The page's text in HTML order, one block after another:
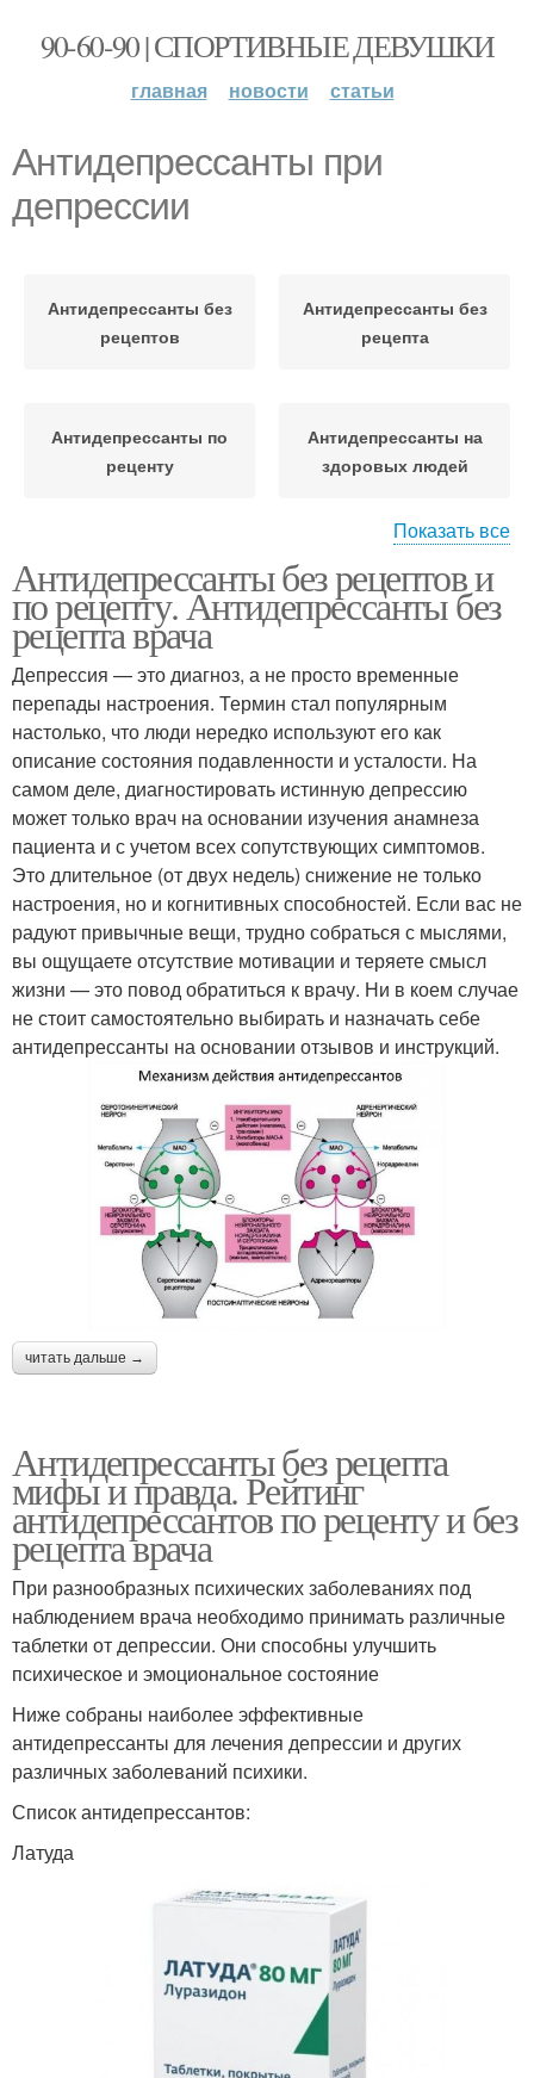
90-60-90 | СПОРТИВНЫЕ ДЕВУШКИ
главная новости статьи
Антидепрессанты при
депрессии
Антидепрессанты без
рецептов
Антидепрессанты без
рецепта
Антидепрессанты по
реценту
Антидепрессанты на
здоровых людей
антидепрессант
антидепрессанты
Трициклические
антидепрессанты
Средство от депрессии
Антидепрессанты при
тревожном
расстройстве
Нарколог-психиатр об
антидепрессантах
Транквилизаторы при
депрессии
Современные
антидепрессанты
Зависимость от
антидепрессантов
Показать все
Антидепрессанты без рецептов и
по рецепту. Антидепрессанты без
рецепта врача
Депрессия — это диагноз, а не просто временные
перепады настроения. Термин стал популярным
настолько, что люди нередко используют его как
описание состояния подавленности и усталости. На
самом деле, диагностировать истинную депрессию
может только врач на основании изучения анамнеза
пациента и с учетом всех сопутствующих симптомов.
Это длительное (от двух недель) снижение не только
настроения, но и когнитивных способностей. Если вас не
радуют привычные вещи, трудно собраться с мыслями,
вы ощущаете отсутствие мотивации и теряете смысл
жизни — это повод обратиться к врачу. Ни в коем случае
не стоит самостоятельно выбирать и назначать себе
антидепрессанты на основании отзывов и инструкций.
читать дальше →
Антидепрессанты без рецепта
мифы и правда. Рейтинг
антидепрессантов по реценту и без
рецепта врача
При разнообразных психических заболеваниях под
наблюдением врача необходимо принимать различные
таблетки от депрессии. Они способны улучшить
психическое и эмоциональное состояние
Ниже собраны наиболее эффективные
антидепрессанты для лечения депрессии и других
различных заболеваний психики.
Список антидепрессантов:
Латуда